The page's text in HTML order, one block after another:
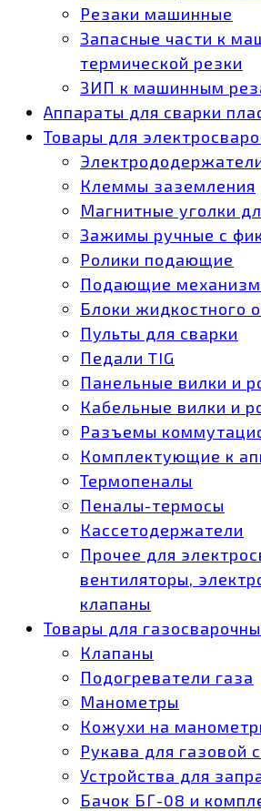
Резаки машинные
Запасные части к
термической резки
ЗИП к машинным
Аппараты для сварки
Товары для
Клеммы заземления
Магнитные уголки
Зажимы ручные с
Ролики подающие
Подающие
Блоки жидкостного
Пульты для сварки
Педали TIG
Панельные вилки и
Кабельные вилки и
Разъемы
Комплектующие к
Термопеналы
Пеналы-термосы
Кассетодержатели
Прочее для
вентиляторы,
клапаны
Товары для
Клапаны
Подогреватели газа
Манометры
Кожухи на
Рукава для газовой
Устройства для
Бачок БГ-08 и